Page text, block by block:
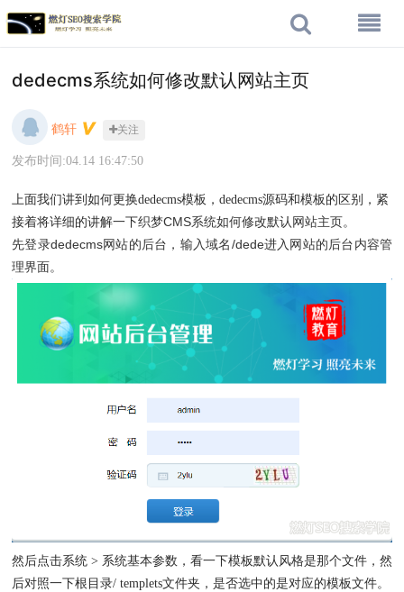
dedecms系统如何修改默认网站主页
鹤轩 关注
发布时间:04.14 16:47:50
上面我们讲到如何更换dedecms模板，dedecms源码和模板的区别，紧
接着将详细的讲解一下织梦CMS系统如何修改默认网站主页。
先登录dedecms网站的后台，输入域名/dede进入网站的后台内容管
理界面。
然后点击系统 > 系统基本参数，看一下模板默认风格是那个文件，然
后对照一下根目录/ templets文件夹，是否选中的是对应的模板文件。